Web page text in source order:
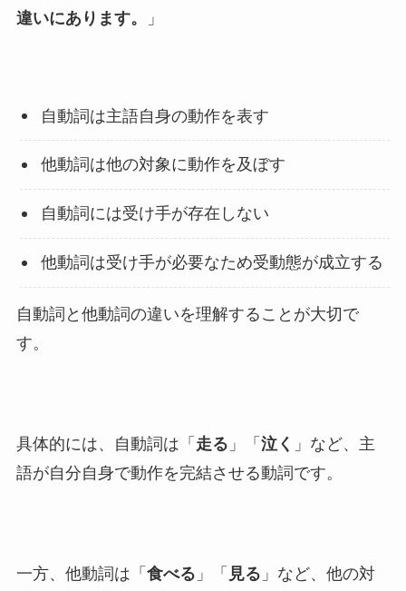
違いにあります。 」
自動詞は主語自身の動作を表す
他動詞は他の対象に動作を及ぼす
自動詞には受け手が存在しない
他動詞は受け手が必要なため受動態が成立する
自動詞と他動詞の違いを理解することが大切で
す。
具体的には、自動詞は「 走る 」「 泣く 」など、主
語が自分自身で動作を完結させる動詞です。
一方、他動詞は「 食べる 」「 見る 」など、他の対